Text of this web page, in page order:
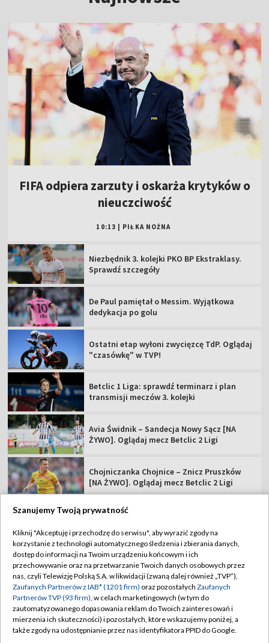
FIFA odpiera zarzuty i oskarża krytyków o
nieuczciwość
10:13 PIŁKA NOŻNA
Niezbędnik 3. kolejki PKO BP Ekstraklasy.
Sprawdź szczegóły
De Paul pamiętał o Messim. Wyjątkowa
dedykacja po golu
Ostatni etap wyłoni zwycięzcę TdP. Oglądaj
"czasówkę" w TVP!
Betclic 1 Liga: sprawdź terminarz i plan
transmisji meczów 3. kolejki
Avia Świdnik – Sandecja Nowy Sącz [NA
ŻYWO]. Oglądaj mecz Betclic 2 Ligi
Chojniczanka Chojnice – Znicz Pruszków
[NA ŻYWO]. Oglądaj mecz Betclic 2 Ligi
TVP
Abonament TVP
Sklep TVP
Biuro Reklamy
Oferta Handlowa
Regulamin TVP
Polityka prywatności
Moje zgody
Biuro reklamy
Szanujemy Twoją prywatność
Kliknij "Akceptuję i przechodzę do serwisu", aby wyrazić zgody na
korzystanie z technologii automatycznego śledzenia i zbierania danych,
dostęp do informacji na Twoim urządzeniu końcowym i ich
przechowywanie oraz na przetwarzanie Twoich danych osobowych przez
nas, czyli Telewizję Polską S.A. w likwidacji (zwaną dalej również „TVP”),
Zaufanych Partnerów z IAB* (1201 firm) oraz pozostałych Zaufanych
Partnerów TVP (93 firm), w celach marketingowych (w tym do
zautomatyzowanego dopasowania reklam do Twoich zainteresowań i
mierzenia ich skuteczności) i pozostałych, które wskazujemy poniżej, a
także zgody na udostępnianie przez nas identyfikatora PPID do Google.